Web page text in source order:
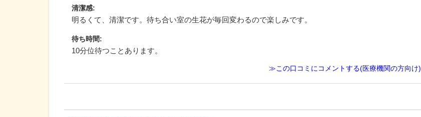
清潔感:
明るくて、清潔です。待ち合い室の生花が毎回変わるので楽しみです。
待ち時間:
10分位待つことあります。
≫この口コミにコメントする(医療機関の方向け)